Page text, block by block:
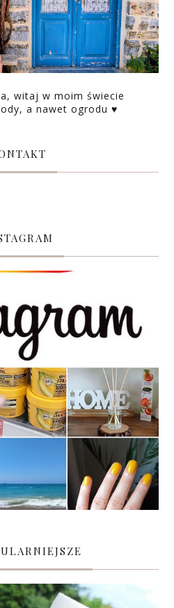
witaj w moim świecie
a nawet ogrodu ♥